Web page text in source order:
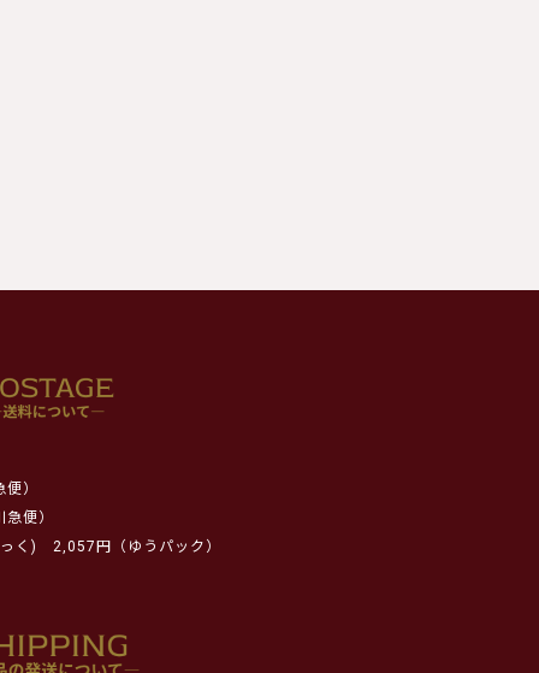
）
便）
く)
2,057円（ゆうパック）